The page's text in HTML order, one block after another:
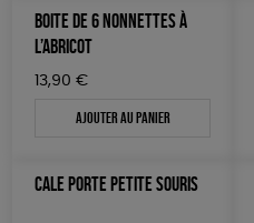
TOUT
BOITE DE 6 NONNETTES À
L’ABRICOT
13,90 €
Ajouter au panier
CALE PORTE PETITE SOURIS